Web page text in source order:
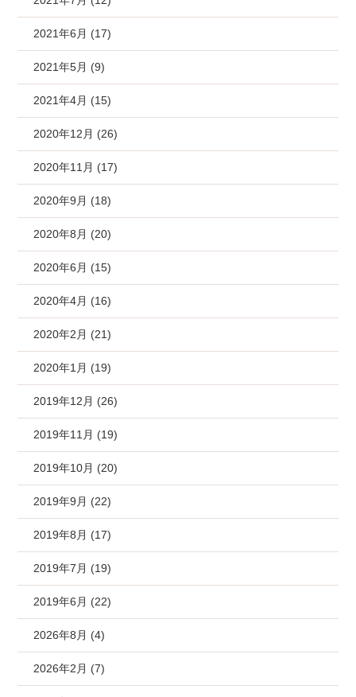
2021年6月 (17)
2021年5月 (9)
2021年4月 (15)
2020年12月 (26)
2020年11月 (17)
2020年9月 (18)
2020年8月 (20)
2020年6月 (15)
2020年4月 (16)
2020年2月 (21)
2020年1月 (19)
2019年12月 (26)
2019年11月 (19)
2019年10月 (20)
2019年9月 (22)
2019年8月 (17)
2019年7月 (19)
2019年6月 (22)
2026年8月 (4)
2026年2月 (7)